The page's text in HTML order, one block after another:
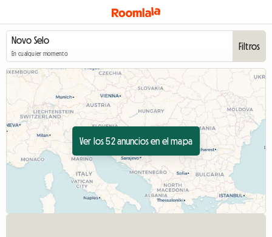
En cualquier momento
Filtros
Ver los 52 anuncios en el mapa